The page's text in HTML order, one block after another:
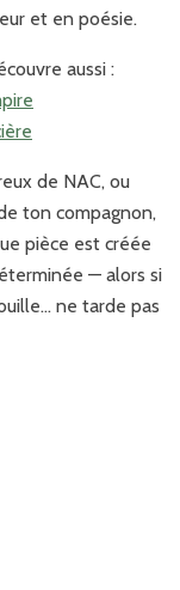
et en poésie.
aussi :
de NAC, ou
ton compagnon,
pièce est créée
— alors si
ne tarde pas